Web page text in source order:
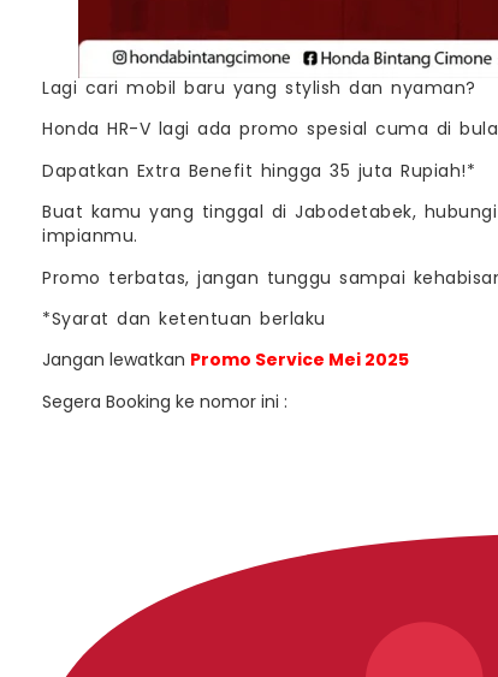
Lagi cari mobil baru yang stylish dan nyaman?
Honda HR-V lagi ada promo spesial cuma di
Dapatkan Extra Benefit hingga 35 juta Rupiah!*
Buat kamu yang tinggal di Jabodetabek,
impianmu.
Promo terbatas, jangan tunggu sampai
*Syarat dan ketentuan berlaku
Jangan lewatkan Promo Service Mei 2025
Segera Booking ke nomor ini :